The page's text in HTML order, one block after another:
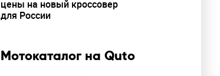
цены на новый кроссовер
для России
Мотокаталог на Quto